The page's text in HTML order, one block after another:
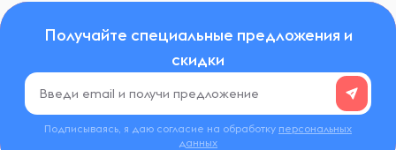
Получайте специальные предложения и
скидки
Подписываясь, я даю согласие на обработку персональных
данных